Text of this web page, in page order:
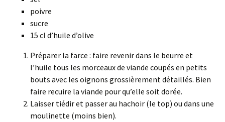
poivre
sucre
15 cl d’huile d’olive
Préparer la farce : faire revenir dans le beurre et
l’huile tous les morceaux de viande coupés en petits
bouts avec les oignons grossièrement détaillés. Bien
faire recuire la viande pour qu’elle soit dorée.
Laisser tiédir et passer au hachoir (le top) ou dans une
moulinette (moins bien).